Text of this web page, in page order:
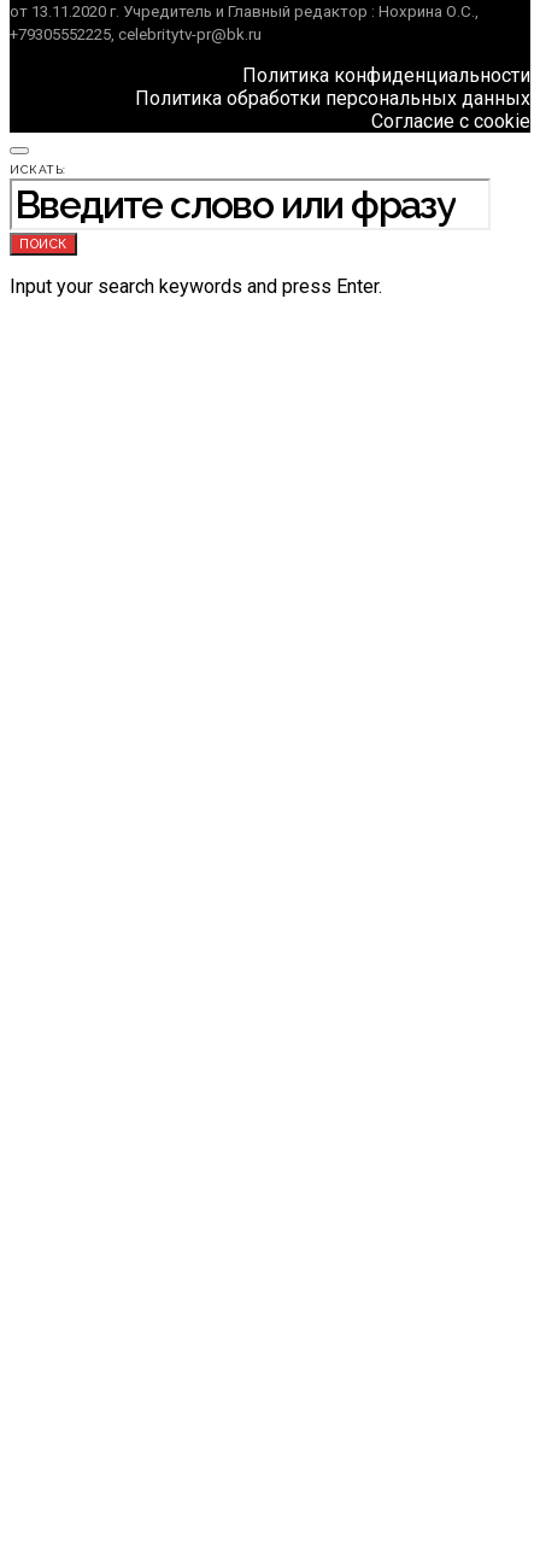
от 13.11.2020 г. Учредитель и Главный редактор : Нохрина О.С.,
+79305552225, celebritytv-pr@bk.ru
Политика конфиденциальности
Политика обработки персональных данных
Согласие с cookie
ИСКАТЬ:
ПОИСК
Input your search keywords and press Enter.